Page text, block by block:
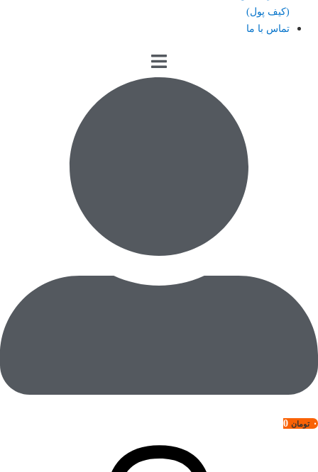
(کیف پول)
تماس با ما
۰ تومان 0